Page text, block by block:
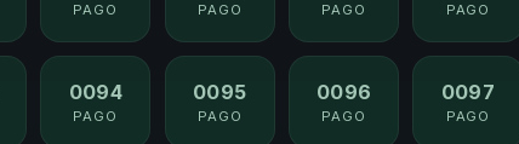
PAGO PAGO PAGO PAGO
0094
PAGO
0095
PAGO
0096
PAGO
0097
PAGO